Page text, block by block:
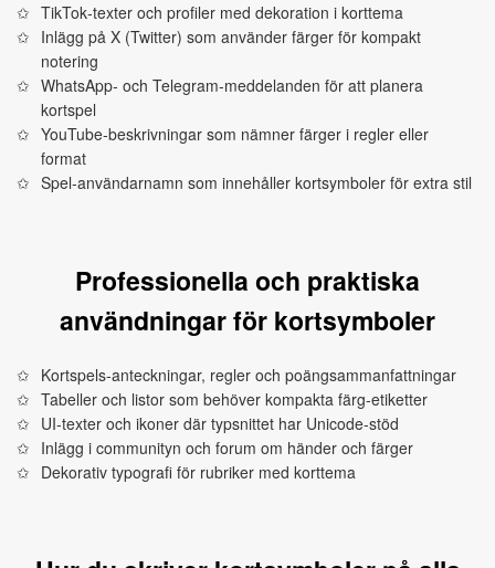
TikTok‑texter och profiler med dekoration i korttema
Inlägg på X (Twitter) som använder färger för kompakt
notering
WhatsApp‑ och Telegram‑meddelanden för att planera
kortspel
YouTube‑beskrivningar som nämner färger i regler eller
format
Spel‑användarnamn som innehåller kortsymboler för extra stil
Professionella och praktiska
användningar för kortsymboler
Kortspels‑anteckningar, regler och poängsammanfattningar
Tabeller och listor som behöver kompakta färg‑etiketter
UI‑texter och ikoner där typsnittet har Unicode‑stöd
Inlägg i communityn och forum om händer och färger
Dekorativ typografi för rubriker med korttema